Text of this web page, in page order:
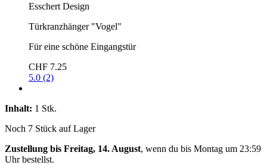
Esschert Design
Türkranzhänger "Vogel"
Für eine schöne Eingangstür
CHF 7.25
5.0 (2)
Inhalt: 1 Stk.
Noch 7 Stück auf Lager
Zustellung bis Freitag, 14. August, wenn du bis Montag um 23:59
Uhrbestellst.